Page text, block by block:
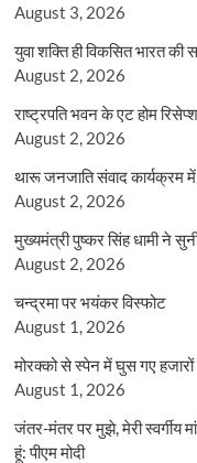
August 3, 2026
युवा शक्ति ही विकसित भारत
August 2, 2026
राष्ट्रपति भवन के एट होम
August 2, 2026
थारू जनजाति संवाद कार्यक्रम
August 2, 2026
मुख्यमंत्री पुष्कर सिंह धामी ने
August 2, 2026
चन्द्रमा पर भयंकर विस्फोट
August 1, 2026
मोरक्को से स्पेन में घुस गए हजारों
August 1, 2026
जंतर-मंतर पर मुझे, मेरी स्वर्गीय
हूं: पीएम मोदी